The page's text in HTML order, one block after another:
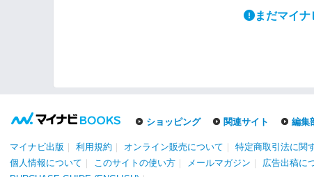
まだマイナ
ショッピング 関連サイト 編集
マイナビ出版 ｜ 利用規約 ｜ オンライン販売について ｜ 特定商取引法に関
個人情報について ｜ このサイトの使い方 ｜ メールマガジン ｜ 広告出稿に